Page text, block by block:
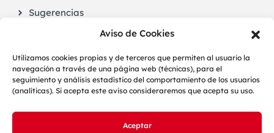
Aviso de Cookies
Utilizamos cookies propias y de terceros que permiten al usuario la
navegación a través de una página web (técnicas), para el
seguimiento y análisis estadístico del comportamiento de los usuarios
(analíticas). Si acepta este aviso consideraremos que acepta su uso.
Aceptar
Sugerencias
Cookies